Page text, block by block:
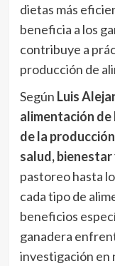
dietas más
beneficia a los
contribuye a
producción de
Según Luis
alimentación de
de la
salud,
pastoreo hasta
cada tipo de
beneficios
ganadera
investigación en